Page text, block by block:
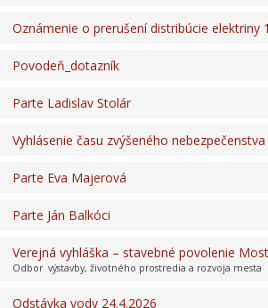
Oznámenie o prerušení distribúcie elektriny
Povodeň_dotazník
Parte Ladislav Stolár
Vyhlásenie času zvýšeného
Parte Eva Majerová
Parte Ján Balkóci
Verejná vyhláška – stavebné povolenie
Odbor výstavby, životného prostredia a rozvoja mesta
Odstávka vody 24.4.2026